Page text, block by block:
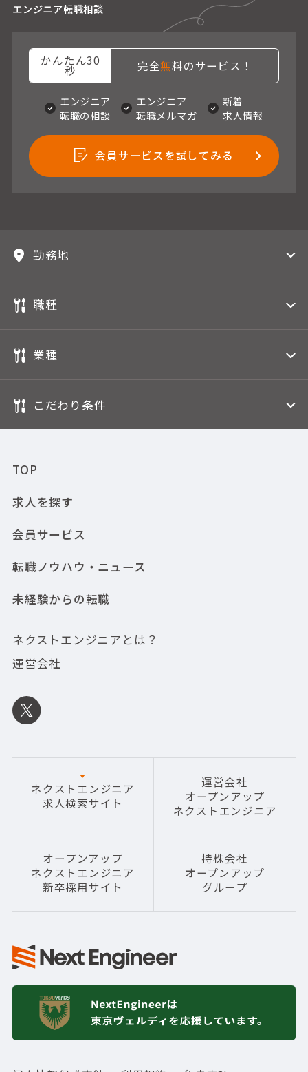
エンジニア転職相談
かんたん30
秒 完全無料のサービス！
エンジニア
転職の相談
エンジニア
転職メルマガ
新着
求人情報
会員サービスを試してみる
勤務地
職種
業種
こだわり条件
TOP
求人を探す
会員サービス
転職ノウハウ・ニュース
未経験からの転職
ネクストエンジニアとは？
運営会社
ネクストエンジニア
求人検索サイト
運営会社
オープンアップ
ネクストエンジニア
オープンアップ
ネクストエンジニア
新卒採用サイト
持株会社
オープンアップ
グループ